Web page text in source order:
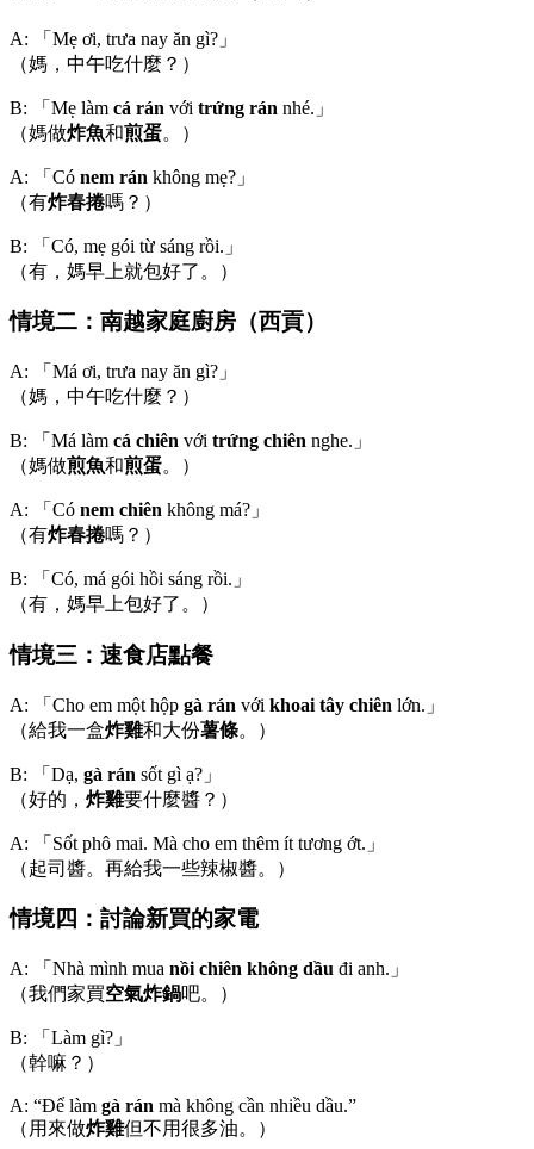
A: 「Mẹ ơi, trưa nay ăn gì?」
（媽，中午吃什麼？）
B: 「Mẹ làm cá rán với trứng rán nhé.」
（媽做炸魚和煎蛋。）
A: 「Có nem rán không mẹ?」
（有炸春捲嗎？）
B: 「Có, mẹ gói từ sáng rồi.」
（有，媽早上就包好了。）
情境二：南越家庭廚房（西貢）
A: 「Má ơi, trưa nay ăn gì?」
（媽，中午吃什麼？）
B: 「Má làm cá chiên với trứng chiên nghe.」
（媽做煎魚和煎蛋。）
A: 「Có nem chiên không má?」
（有炸春捲嗎？）
B: 「Có, má gói hồi sáng rồi.」
（有，媽早上包好了。）
情境三：速食店點餐
A: 「Cho em một hộp gà rán với khoai tây chiên lớn.」
（給我一盒炸雞和大份薯條。）
B: 「Dạ, gà rán sốt gì ạ?」
（好的， 炸雞要什麼醬？）
A: 「Sốt phô mai. Mà cho em thêm ít tương ớt.」
（起司醬。再給我一些辣椒醬。）
情境四：討論新買的家電
A: 「Nhà mình mua nồi chiên không dầu đi anh.」
（我們家買空氣炸鍋吧。）
B: 「Làm gì?」
（幹嘛？）
A: “Để làm gà rán mà không cần nhiều dầu.”
（用來做炸雞但不用很多油。）